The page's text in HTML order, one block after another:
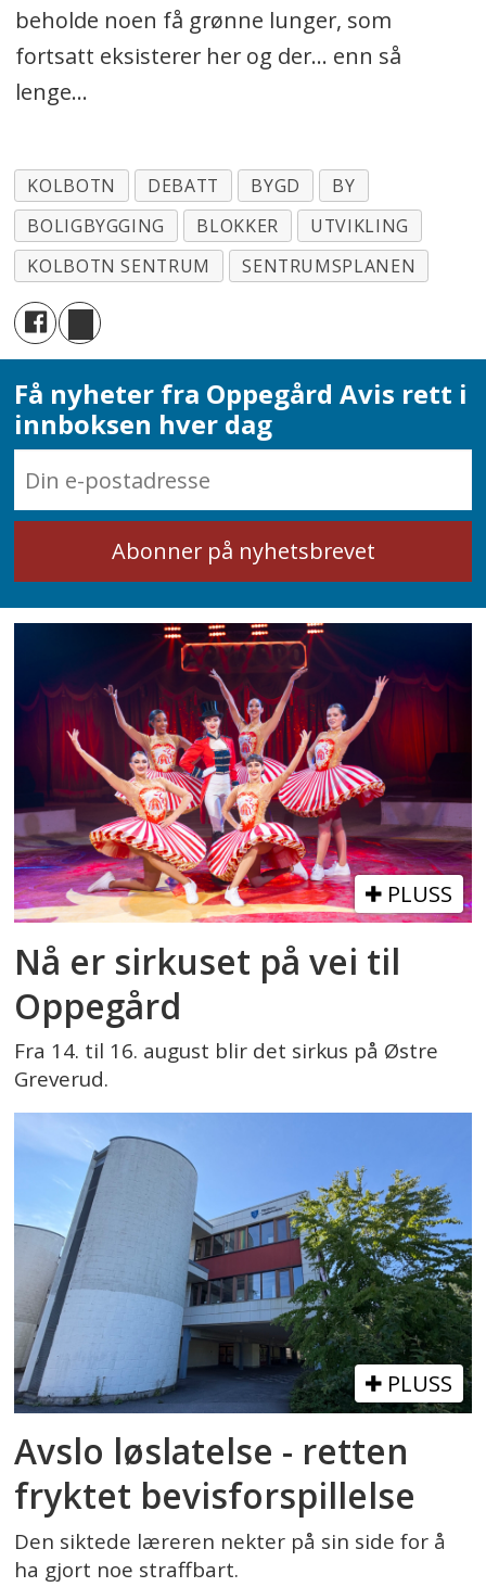
beholde noen få grønne lunger, som
fortsatt eksisterer her og der... enn så
lenge...
KOLBOTN DEBATT BYGD
BY
BOLIGBYGGING
BLOKKER
UTVIKLING
KOLBOTN SENTRUM
SENTRUMSPLANEN
Få nyheter fra Oppegård Avis rett i
innboksen hver dag
PLUSS
Nå er sirkuset på vei til
Oppegård
Fra 14. til 16. august blir det sirkus på Østre
Greverud.
PLUSS
Avslo løslatelse - retten
fryktet bevisforspillelse
Den siktede læreren nekter på sin side for å
ha gjort noe straffbart.